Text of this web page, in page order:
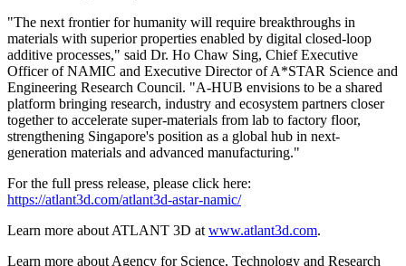
"The next frontier for humanity will require breakthroughs in
materials with superior properties enabled by digital closed-loop
additive processes," said Dr. Ho Chaw Sing, Chief Executive
Officer of NAMIC and Executive Director of A*STAR Science and
Engineering Research Council. "A-HUB envisions to be a shared
platform bringing research, industry and ecosystem partners closer
together to accelerate super-materials from lab to factory floor,
strengthening Singapore's position as a global hub in next-
generation materials and advanced manufacturing."
For the full press release, please click here:
https://atlant3d.com/atlant3d-astar-namic/
Learn more about ATLANT 3D at www.atlant3d.com.
Learn more about Agency for Science, Technology and Research